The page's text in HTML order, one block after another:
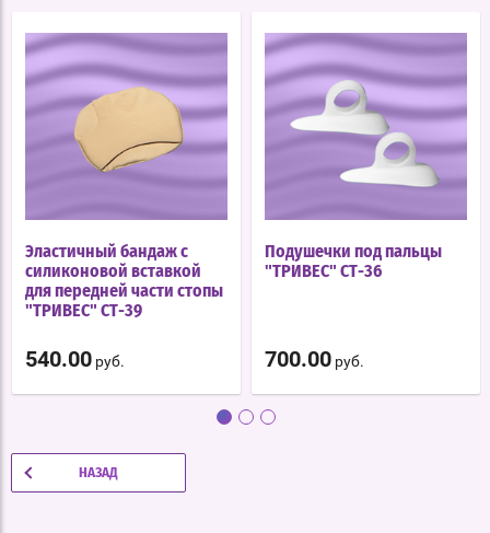
Эластичный бандаж с
силиконовой вставкой
для передней части стопы
"ТРИВЕС" СТ-39
540.00 руб.
Подушечки под пальцы
"ТРИВЕС" СТ-36
700.00 руб.
НАЗАД